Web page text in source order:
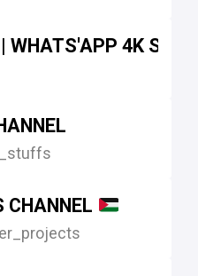
WHATS'APP 4K
CHANNEL